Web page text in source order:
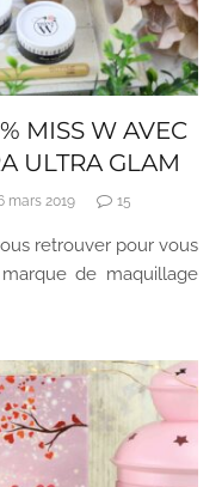
MISS W AVEC
ULTRA GLAM
mars 2019 15
retrouver pour vous
de maquillage